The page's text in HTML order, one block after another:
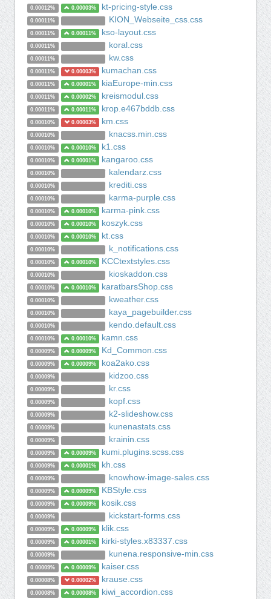
0.00012% 0.00003% kt-pricing-style.css
0.00011% KION_Webseite_css.css
0.00011% 0.00011% kso-layout.css
0.00011% koral.css
0.00011% kw.css
0.00011% 0.00003% kumachan.css
0.00011% 0.00001% kiaEurope-min.css
0.00011% 0.00002% kreismodul.css
0.00011% 0.00011% krop.e467bddb.css
0.00010% 0.00003% km.css
0.00010% knacss.min.css
0.00010% 0.00010% k1.css
0.00010% 0.00001% kangaroo.css
0.00010% kalendarz.css
0.00010% krediti.css
0.00010% karma-purple.css
0.00010% 0.00010% karma-pink.css
0.00010% 0.00010% koszyk.css
0.00010% 0.00010% kt.css
0.00010% k_notifications.css
0.00010% 0.00010% KCCtextstyles.css
0.00010% kioskaddon.css
0.00010% 0.00010% karatbarsShop.css
0.00010% kweather.css
0.00010% kaya_pagebuilder.css
0.00010% kendo.default.css
0.00010% 0.00010% kamn.css
0.00009% 0.00009% Kd_Common.css
0.00009% 0.00009% koa2ako.css
0.00009% kidzoo.css
0.00009% kr.css
0.00009% kopf.css
0.00009% k2-slideshow.css
0.00009% kunenastats.css
0.00009% krainin.css
0.00009% 0.00009% kumi.plugins.scss.css
0.00009% 0.00001% kh.css
0.00009% knowhow-image-sales.css
0.00009% 0.00009% KBStyle.css
0.00009% 0.00009% kosik.css
0.00009% kickstart-forms.css
0.00009% 0.00009% klik.css
0.00009% 0.00001% kirki-styles.x83337.css
0.00009% kunena.responsive-min.css
0.00009% 0.00009% kaiser.css
0.00008% 0.00002% krause.css
0.00008% 0.00008% kiwi_accordion.css